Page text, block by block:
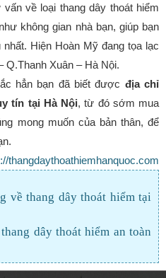
về loại thang dây thoát hiểm
không gian nhà bạn, giúp bạn
Hiện Hoàn Mỹ đang tọa lạc
Xuân – Hà Nội.
hẳn bạn đã biết được địa chỉ
tín tại Hà Nội, từ đó sớm mua
mong muốn của bản thân, để
thangdaythoathiemhanquoc.com
về thang dây thoát hiểm tại
dây thoát hiểm an toàn